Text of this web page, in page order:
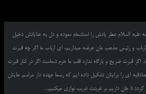
السلام عطر یادش را استشمام نموده و دل به عنایاتش دخیل
و رئیس مذهب مان عرضه میداریم، ای ارباب ما اگر چه قبرت
قبرت ضریح و بارگاه ندارد قلب ما حرم شماست اگر در کنار قبرت
ای را برایتان تشکیل داده ایم که رسما عهده دار مراسم هایتان
گردد تا جان داریم بر غربتت غریب نوازی میکنیم...